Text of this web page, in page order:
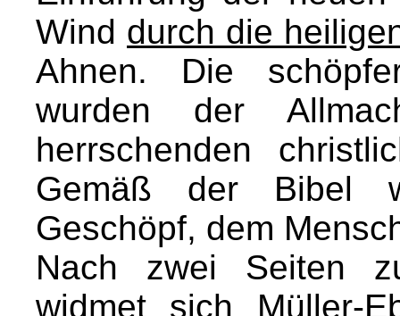
Wind durch die
Ahnen. Die
wurden der
herrschenden
Gemäß der Bibel
Geschöpf, dem
Nach zwei Seiten
widmet sich Müller-